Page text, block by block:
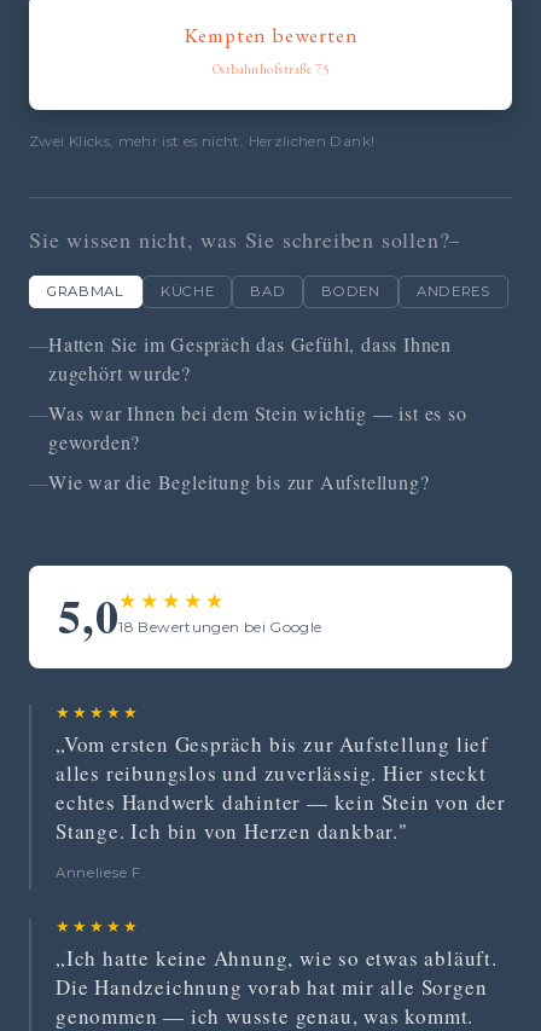
Kempten bewerten
Ostbahnhofstraße 75
Zwei Klicks, mehr ist es nicht. Herzlichen Dank!
Sie wissen nicht, was Sie schreiben sollen?
GRABMAL KÜCHE BAD BODEN ANDERES
Hatten Sie im Gespräch das Gefühl, dass Ihnen
zugehört wurde?
Was war Ihnen bei dem Stein wichtig — ist es so
geworden?
Wie war die Begleitung bis zur Aufstellung?
5,0★★★★★
18 Bewertungen bei Google
★★★★★
„Vom ersten Gespräch bis zur Aufstellung lief
alles reibungslos und zuverlässig. Hier steckt
echtes Handwerk dahinter — kein Stein von der
Stange. Ich bin von Herzen dankbar."
Anneliese F.
★★★★★
„Ich hatte keine Ahnung, wie so etwas abläuft.
Die Handzeichnung vorab hat mir alle Sorgen
genommen — ich wusste genau, was kommt.